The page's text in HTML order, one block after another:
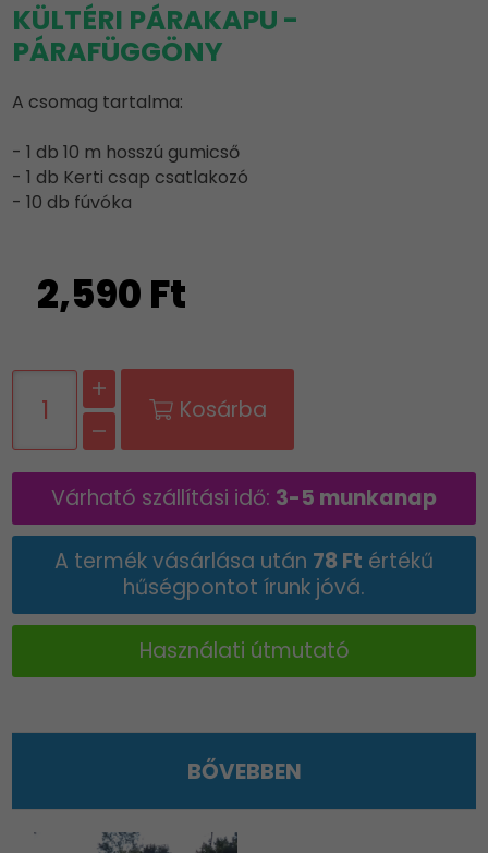
KÜLTÉRI PÁRAKAPU -
PÁRAFÜGGÖNY
A csomag tartalma:
- 1 db 10 m hosszú gumicső
- 1 db Kerti csap csatlakozó
- 10 db fúvóka
2,590 Ft
Kosárba
Várható szállítási idő: 3-5 munkanap
A termék vásárlása után 78 Ft értékű
hűségpontot írunk jóvá.
Használati útmutató
BŐVEBBEN